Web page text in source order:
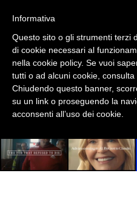
MOBILE
PROMOZIONI
PUNTI VENDITA
Informativa
Questo sito o gli strumenti terzi
di cookie necessari al
nella cookie policy. Se vuoi
tutti o ad alcuni cookie, consulta
Chiudendo questo banner,
su un link o proseguendo la
acconsenti all’uso dei cookie.